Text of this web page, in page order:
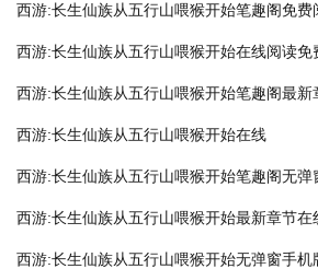
西游:长生仙族从五行山喂猴开始笔趣阁免费
西游:长生仙族从五行山喂猴开始在线阅读免
西游:长生仙族从五行山喂猴开始笔趣阁最新
西游:长生仙族从五行山喂猴开始在线
西游:长生仙族从五行山喂猴开始笔趣阁无弹
西游:长生仙族从五行山喂猴开始最新章节在
西游:长生仙族从五行山喂猴开始无弹窗手机